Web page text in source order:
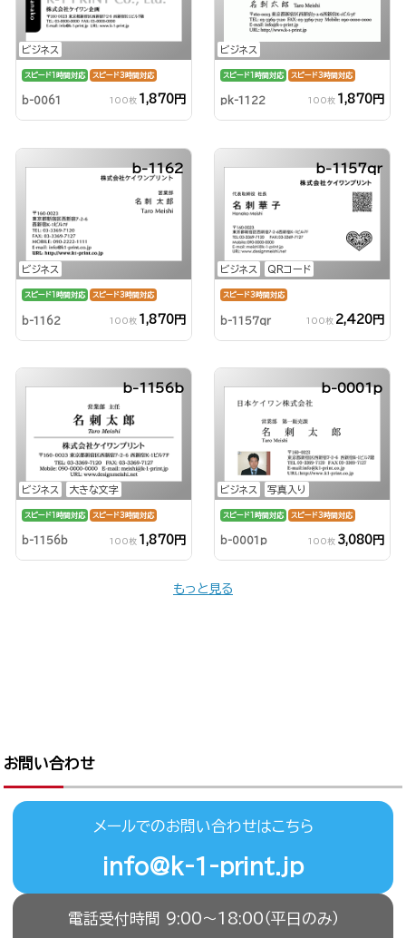
ビジネス
スピード1時間対応 スピード3時間対応
b-0061 100枚 1,870円
ビジネス
スピード1時間対応 スピード3時間対応
pk-1122 100枚 1,870円
ビジネス
b-1162
スピード1時間対応 スピード3時間対応
b-1162 100枚 1,870円
ビジネス QRコード
b-1157qr
スピード3時間対応
b-1157qr 100枚 2,420円
ビジネス 大きな文字
b-1156b
スピード1時間対応 スピード3時間対応
b-1156b 100枚 1,870円
ビジネス 写真入り
b-0001p
スピード1時間対応 スピード3時間対応
b-0001p 100枚 3,080円
もっと見る
お問い合わせ
メールでのお問い合わせはこちら
info@k-1-print.jp
電話受付時間 9:00〜18:00（平日のみ）